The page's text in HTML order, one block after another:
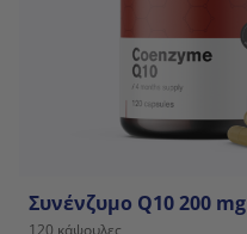
Συνένζυμο Q10 200 mg
120 κάψουλες